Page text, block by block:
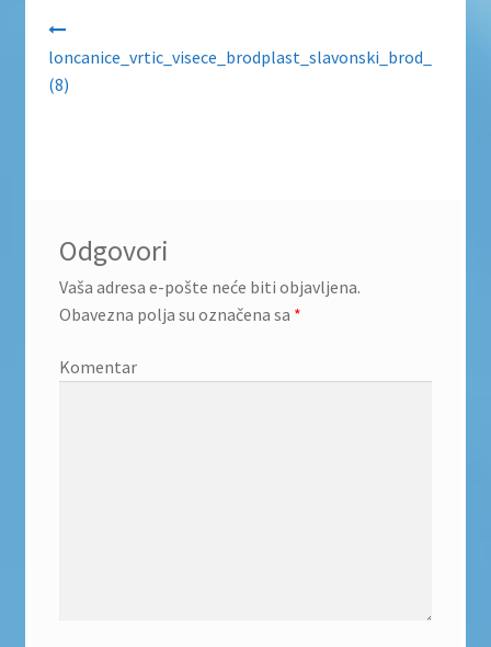
loncanice_vrtic_visece_brodplast_slavonski_brod_
(8)
Odgovori
Vaša adresa e-pošte neće biti objavljena.
Obavezna polja su označena sa *
Komentar